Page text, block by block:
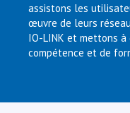
assistons les
œuvre de leurs
IO-LINK et mettons
compétence et de